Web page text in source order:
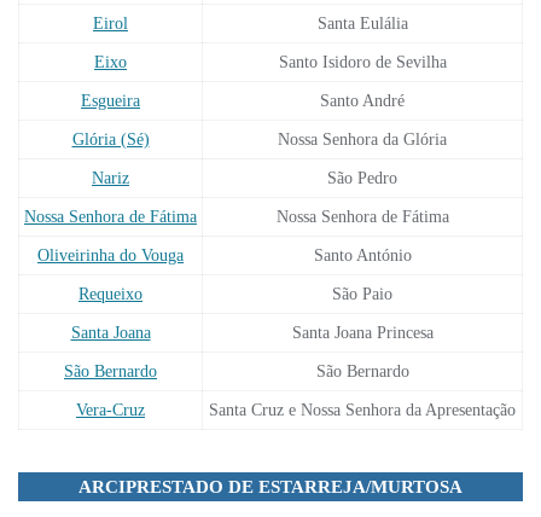
Eirol Santa Eulália
Eixo Santo Isidoro de Sevilha
Esgueira Santo André
Glória (Sé) Nossa Senhora da Glória
Nariz São Pedro
Nossa Senhora de Fátima Nossa Senhora de Fátima
Oliveirinha do Vouga Santo António
Requeixo São Paio
Santa Joana Santa Joana Princesa
São Bernardo São Bernardo
Vera-Cruz Santa Cruz e Nossa Senhora da Apresentação
ARCIPRESTADO DE ESTARREJA/MURTOSA